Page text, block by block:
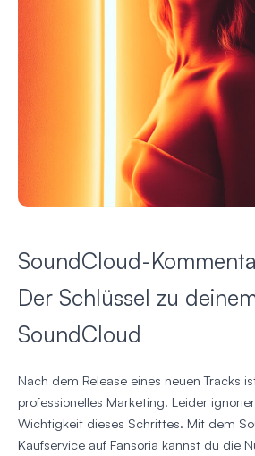
SoundCloud-
Der Schlüssel zu
SoundCloud
Nach dem Release eines neuen Tracks
professionelles Marketing. Leider
Wichtigkeit dieses Schrittes. Mit dem
Kaufservice auf Fansoria kannst du die